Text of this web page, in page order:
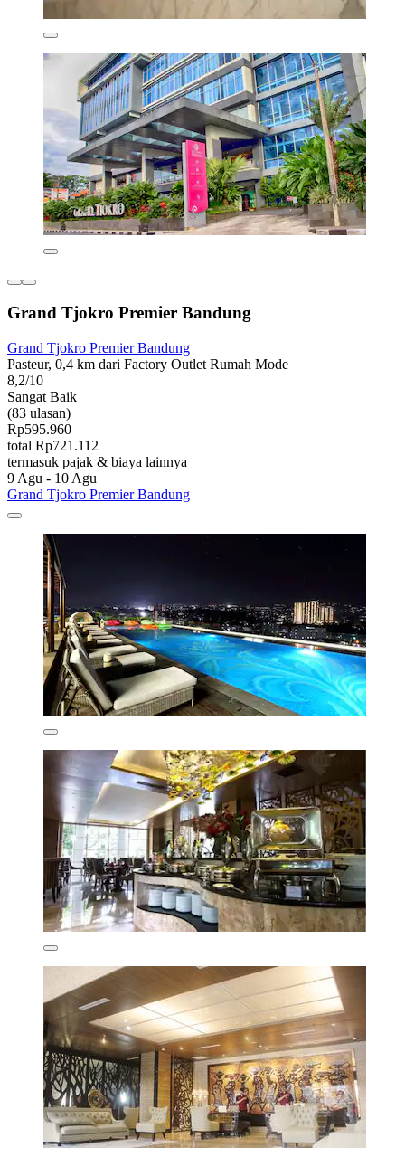
Grand Tjokro Premier Bandung
Grand Tjokro Premier Bandung
Pasteur, 0,4 km dari Factory Outlet Rumah Mode
8,2/10
Sangat Baik
(83 ulasan)
Rp595.960
total Rp721.112
termasuk pajak & biaya lainnya
9 Agu - 10 Agu
Grand Tjokro Premier Bandung